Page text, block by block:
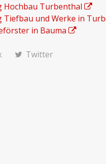
Hochbau Turbenthal
Tiefbau und Werke in
in Bauma
Twitter